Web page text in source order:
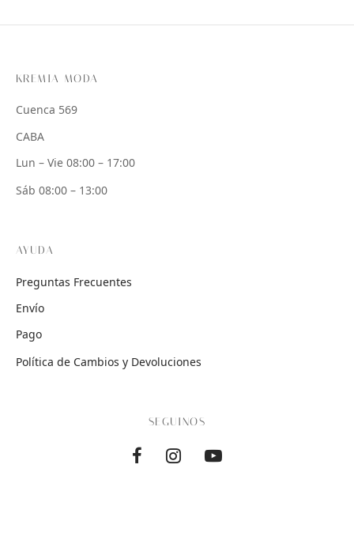
KREMIA MODA
Cuenca 569
CABA
Lun – Vie 08:00 – 17:00
Sáb 08:00 – 13:00
AYUDA
Preguntas Frecuentes
Envío
Pago
Política de Cambios y Devoluciones
SEGUINOS